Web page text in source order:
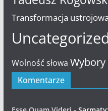
Transformacja ustrojowa
Wolność słowa
Komentarze